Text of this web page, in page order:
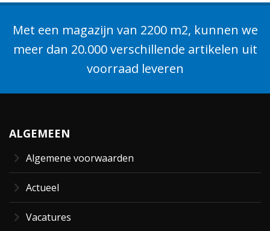
Met een magazijn van 2200 m2, kunnen we
meer dan 20.000 verschillende artikelen uit
voorraad leveren
ALGEMEEN
Algemene voorwaarden
Actueel
Vacatures